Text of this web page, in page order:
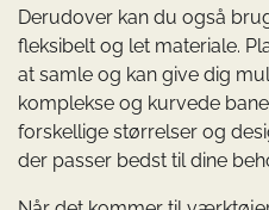
Derudover kan du også
fleksibelt og let materiale.
at samle og kan give dig
komplekse og kurvede
forskellige størrelser og
der passer bedst til dine